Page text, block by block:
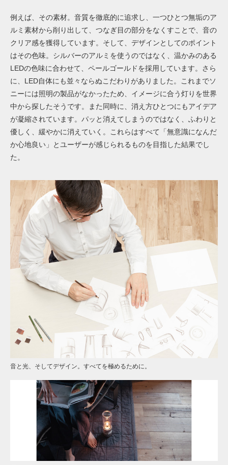
例えば、その素材。音質を徹底的に追求し、一つひとつ無垢のア
ルミ素材から削り出して、つなぎ目の部分をなくすことで、音の
クリア感を獲得しています。そして、デザインとしてのポイント
はその色味。シルバーのアルミを使うのではなく、温かみのある
LEDの色味に合わせて、ペールゴールドを採用しています。さら
に、LED自体にも並々ならぬこだわりがありました。これまでソ
ニーには照明の製品がなかったため、イメージに合う灯りを世界
中から探したそうです。また同時に、消え方ひとつにもアイデア
が凝縮されています。パッと消えてしまうのではなく、ふわりと
優しく、緩やかに消えていく。これらはすべて「無意識になんだ
か心地良い」とユーザーが感じられるものを目指した結果でし
た。
音と光、そしてデザイン。すべてを極めるために。